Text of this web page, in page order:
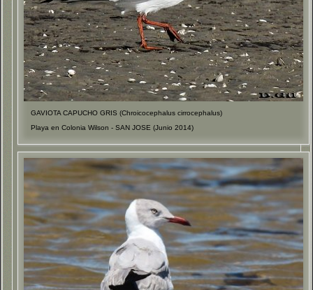
GAVIOTA CAPUCHO GRIS (Chroicocephalus cirrocephalus)
Playa en Colonia Wilson - SAN JOSE (Junio 2014)